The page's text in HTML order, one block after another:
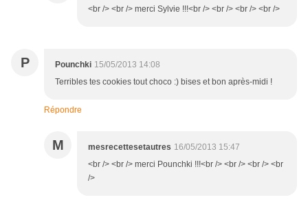
<br /> <br /> merci Sylvie !!!<br /> <br /> <br /> <br />
P Pounchki 15/05/2013 14:08
Terribles tes cookies tout choco :) bises et bon après-midi !
Répondre
M mesrecettesetautres 16/05/2013 15:47
<br /> <br /> merci Pounchki !!!<br /> <br /> <br /> <br
/>